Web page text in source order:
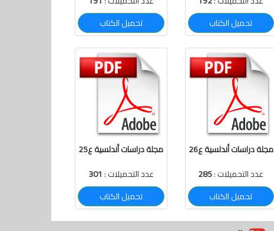
تحميل الكتاب
تحميل الكتاب
مجلة دراسات أندلسية ع25
عدد التحميلات :301
تحميل الكتاب
مجلة دراسات أندلسية ع26
عدد التحميلات :285
تحميل الكتاب